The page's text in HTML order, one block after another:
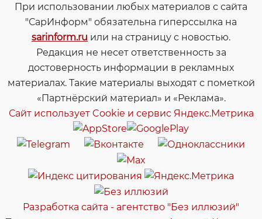
При использовании любых материалов с сайта
"СарИнформ" обязательна гиперссылка на
sarinform.ru или на страницу с новостью.
Редакция не несет ответственность за
достоверность информации в рекламных
материалах. Такие материалы выходят с пометкой
«Партнёрский материал» и «Реклама».
Сайт использует Cookie и сервиc Яндекс.Метрика
Разработка сайта - агентство "Без иллюзий"